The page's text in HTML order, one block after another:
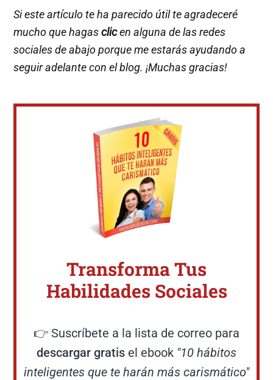
Si este artículo te ha parecido útil te agradeceré
mucho que hagasclicen alguna de las redes
sociales de abajo porque me estarás ayudando a
seguir adelante con el blog. ¡Muchas gracias!
Transforma Tus
Habilidades Sociales
👉 Suscríbete a la lista de correo para
descargar gratis el ebook "10 hábitos
inteligentes que te harán más carismático"